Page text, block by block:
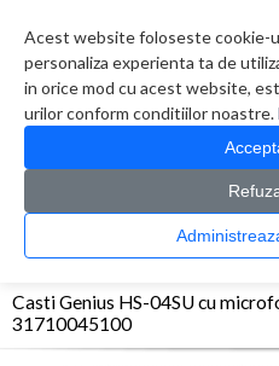
Acest website foloseste cookie-
personaliza experienta ta de
in orice mod cu acest website,
urilor conform conditiilor noastre.
CATALOG PRODUSE
> Casti >
Casti Genius HS-04SU cu
31710045100